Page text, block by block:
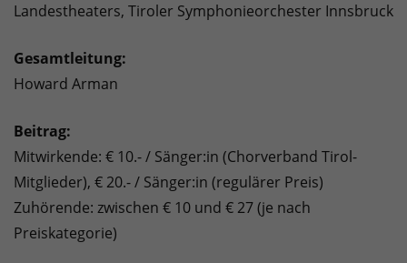
Landestheaters, Tiroler Symphonieorchester Innsbruck
Gesamtleitung:
Howard Arman
Beitrag:
Mitwirkende: € 10.- / Sänger:in (Chorverband Tirol-
Mitglieder), € 20.- / Sänger:in (regulärer Preis)
Zuhörende: zwischen € 10 und € 27 (je nach
Preiskategorie)